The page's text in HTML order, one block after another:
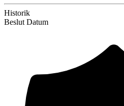
Historik
Beslut Datum